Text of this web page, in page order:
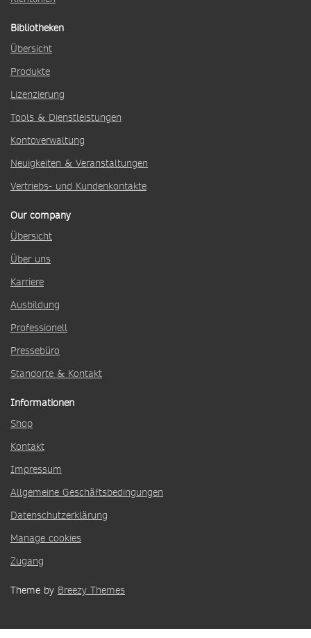
Bibliotheken
Übersicht
Produkte
Lizenzierung
Tools & Dienstleistungen
Kontoverwaltung
Neuigkeiten & Veranstaltungen
Vertriebs- und Kundenkontakte
Our company
Übersicht
Über uns
Karriere
Ausbildung
Professionell
Pressebüro
Standorte & Kontakt
Informationen
Shop
Kontakt
Impressum
Allgemeine Geschäftsbedingungen
Datenschutzerklärung
Manage cookies
Zugang
Theme by Breezy Themes